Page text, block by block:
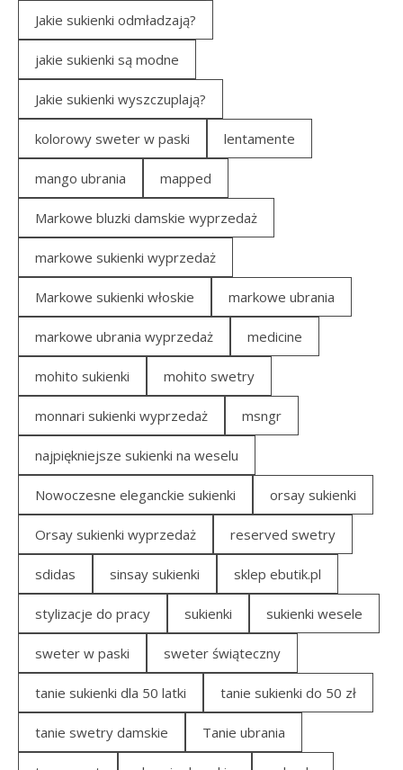
Jakie sukienki odmładzają?
jakie sukienki są modne
Jakie sukienki wyszczuplają?
kolorowy sweter w paski lentamente
mango ubrania mapped
Markowe bluzki damskie wyprzedaż
markowe sukienki wyprzedaż
Markowe sukienki włoskie markowe ubrania
markowe ubrania wyprzedaż medicine
mohito sukienki mohito swetry
monnari sukienki wyprzedaż msngr
najpiękniejsze sukienki na weselu
Nowoczesne eleganckie sukienki orsay sukienki
Orsay sukienki wyprzedaż reserved swetry
sdidas sinsay sukienki sklep ebutik.pl
stylizacje do pracy sukienki sukienki wesele
sweter w paski sweter świąteczny
tanie sukienki dla 50 latki tanie sukienki do 50 zł
tanie swetry damskie Tanie ubrania